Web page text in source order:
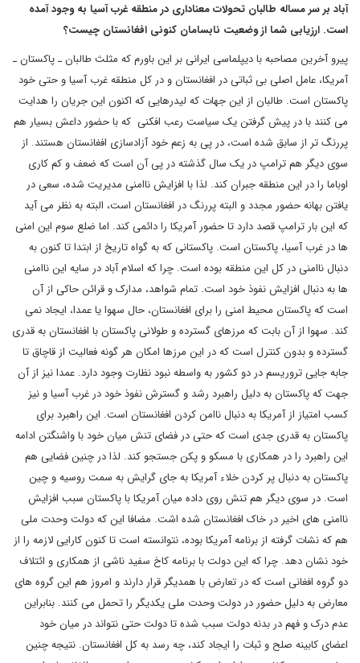
آباد بر سر مساله طالبان تحولات معناداری در منطقه غرب آسیا به وجود آمده
است. ارزیابی شما از وضعیت نابسامان کنونی افغانستان چیست؟
پیرو آخرین مصاحبه با دیپلماسی ایرانی بر این باورم که مثلث طالبان ـ پاکستان ـ
آمریکا، عامل اصلی بی ثباتی در افغانستان و در کل منطقه غرب آسیا و حتی خود
پاکستان است. طالبان از این جهات که لیدرهایی که اکنون این جریان را هدایت
می کنند با در پیش گرفتن یک سیاست رعب افکنی که با حضور داعش بسیار هم
پررنگ تر از سابق شده است، در پی به زعم خود آزادسازی افغانستان هستند. از
سوی دیگر هم ترامپ در یک سال گذشته در پی آن است که ضعف و کم کاری
اوباما را در این منطقه جبران کند. لذا با افزایش ناامنی مدیریت شده، سعی در
یافتن بهانه حضور مجدد و البته پررنگ در افغانستان است، البته به نظر می آید
که این بار ترامپ قصد دارد تا حضور آمریکا را دائمی کند. اما ضلع سوم این امنی
ها در غرب آسیا، پاکستان است. پاکستانی که به گواه تاریخ از ابتدا تا کنون به
دنبال ناامنی در کل این منطقه بوده است. چرا که اسلام آباد در سایه این ناامنی
ها به دنبال افزایش نفوذ خود است. تمام شواهد، مدارک و قرائن حاکی از آن
است که پاکستان محیط امنی را برای افغانستان، حال سهوا یا عمدا، ایجاد نمی
کند. سهوا از آن بابت که مرزهای گسترده و طولانی پاکستان با افغانستان به قدری
گسترده و بدون کنترل است که در این مرزها امکان هر گونه فعالیت از قاچاق تا
جابه جایی تروریسم در دو کشور به واسطه نبود نظارت وجود دارد. عمدا نیز از آن
جهت که پاکستان به دلیل راهبرد رشد و گسترش نفوذ خود در غرب آسیا و نیز
کسب امتیاز از آمریکا به دنبال ناامن کردن افغانستان است. این راهبرد برای
پاکستان به قدری جدی است که حتی در فضای تنش میان خود با واشنگتن ادامه
این راهبرد را در همکاری با مسکو و پکن جستجو کند. لذا در چنین فضایی هم
پاکستان به دنبال پر کردن خلاء آمریکا به جای گرایش به سمت روسیه و چین
است. در سوی دیگر هم تنش روی داده میان آمریکا با پاکستان سبب افزایش
ناامنی های اخیر در خاک افغانستان شده اشت. مضافا این که دولت وحدت ملی
هم که نشات گرفته از برنامه آمریکا بوده، نتوانسته است تا کنون کارایی لازمه را از
خود نشان دهد. چرا که این دولت با برنامه کاخ سفید ناشی از همکاری و ائتلاف
دو گروه افغانی است که در تعارض با همدیگر قرار دارند و امروز هم این گروه های
معارض به دلیل حضور در دولت وحدت ملی یکدیگر را تحمل می کنند. بنابراین
عدم درک و فهم در بدنه دولت سبب شده تا دولت حتی نتواند در میان خود
اعضای کابینه صلح و ثبات را ایجاد کند، چه رسد به کل افغانستان. نتیجه چنین